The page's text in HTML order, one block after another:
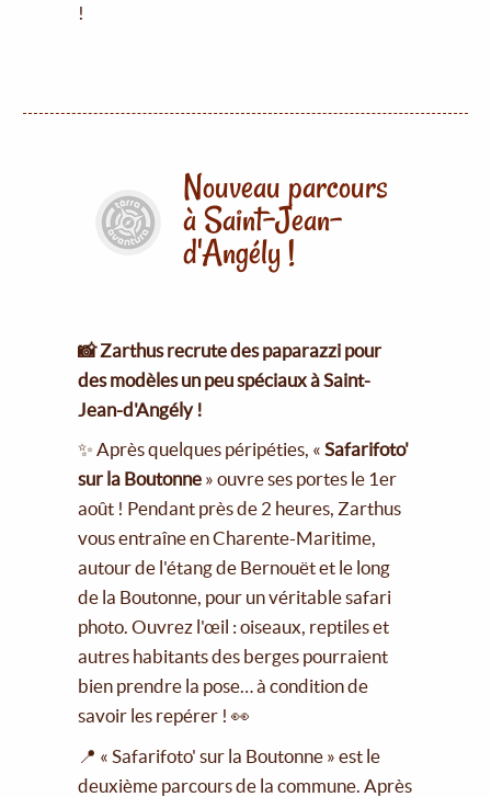
!
Nouveau parcours
à Saint-Jean-
d'Angély !
📸 Zarthus recrute des paparazzi pour
des modèles un peu spéciaux à Saint-
Jean-d'Angély !
✨ Après quelques péripéties, «Safarifoto'
sur la Boutonne » ouvre ses portes le 1er
août ! Pendant près de 2 heures, Zarthus
vous entraîne en Charente-Maritime,
autour de l'étang de Bernouët et le long
de la Boutonne, pour un véritable safari
photo. Ouvrez l'œil : oiseaux, reptiles et
autres habitants des berges pourraient
bien prendre la pose… à condition de
savoir les repérer ! 👀
📍 « Safarifoto' sur la Boutonne » est le
deuxième parcours de la commune. Après